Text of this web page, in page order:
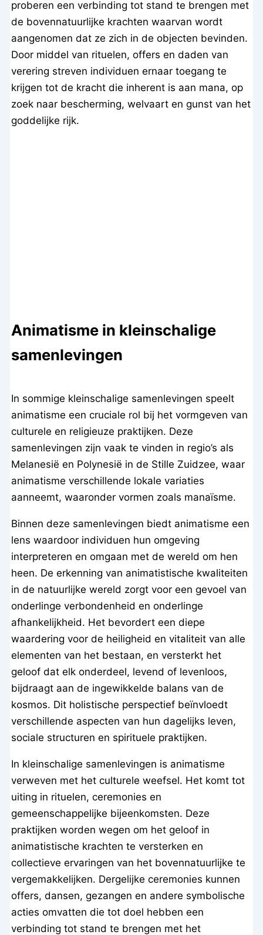
proberen een verbinding tot stand te brengen met
de bovennatuurlijke krachten waarvan wordt
aangenomen dat ze zich in de objecten bevinden.
Door middel van rituelen, offers en daden van
verering streven individuen ernaar toegang te
krijgen tot de kracht die inherent is aan mana, op
zoek naar bescherming, welvaart en gunst van het
goddelijke rijk.
Animatisme in kleinschalige
samenlevingen
In sommige kleinschalige samenlevingen speelt
animatisme een cruciale rol bij het vormgeven van
culturele en religieuze praktijken. Deze
samenlevingen zijn vaak te vinden in regio’s als
Melanesië en Polynesië in de Stille Zuidzee, waar
animatisme verschillende lokale variaties
aanneemt, waaronder vormen zoals manaïsme.
Binnen deze samenlevingen biedt animatisme een
lens waardoor individuen hun omgeving
interpreteren en omgaan met de wereld om hen
heen. De erkenning van animatistische kwaliteiten
in de natuurlijke wereld zorgt voor een gevoel van
onderlinge verbondenheid en onderlinge
afhankelijkheid. Het bevordert een diepe
waardering voor de heiligheid en vitaliteit van alle
elementen van het bestaan, en versterkt het
geloof dat elk onderdeel, levend of levenloos,
bijdraagt aan de ingewikkelde balans van de
kosmos. Dit holistische perspectief beïnvloedt
verschillende aspecten van hun dagelijks leven,
sociale structuren en spirituele praktijken.
In kleinschalige samenlevingen is animatisme
verweven met het culturele weefsel. Het komt tot
uiting in rituelen, ceremonies en
gemeenschappelijke bijeenkomsten. Deze
praktijken worden wegen om het geloof in
animatistische krachten te versterken en
collectieve ervaringen van het bovennatuurlijke te
vergemakkelijken. Dergelijke ceremonies kunnen
offers, dansen, gezangen en andere symbolische
acties omvatten die tot doel hebben een
verbinding tot stand te brengen met het